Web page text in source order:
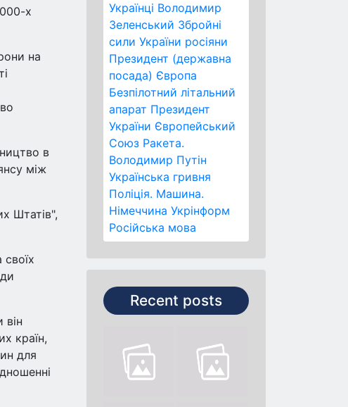
Українці Володимир
Зеленський Збройні
сили України росіяни
Президент (державна
посада) Європа
Безпілотний літальний
апарат Президент
України Європейський
Союз Ракета.
Володимир Путін
Українська гривня
Поліція. Машина.
Німеччина Укрінформ
Російська мова
Recent posts
х
на
в
між
Штатів",
країн,
для